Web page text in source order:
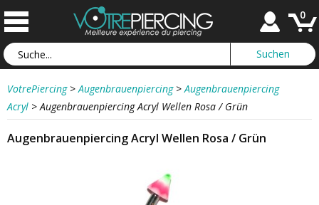
0
VotrePiercing > Augenbrauenpiercing > Augenbrauenpiercing
Acryl > Augenbrauenpiercing Acryl Wellen Rosa / Grün
Augenbrauenpiercing Acryl Wellen Rosa / Grün